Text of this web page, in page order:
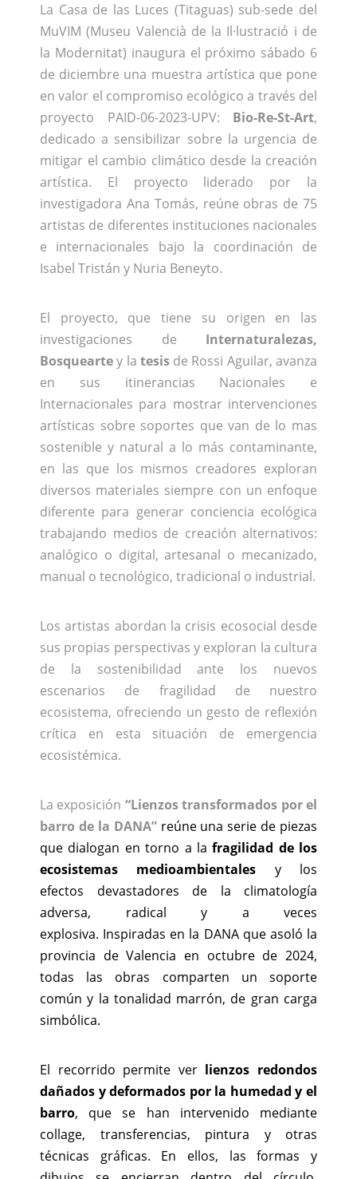
La Casa de las Luces (Titaguas) sub-sede del
MuVIM (Museu Valencià de la Il·lustració i de
la Modernitat) inaugura el próximo sábado 6
de diciembre una muestra artística que pone
en valor el compromiso ecológico a través del
proyecto PAID-06-2023-UPV: Bio-Re-St-Art,
dedicado a sensibilizar sobre la urgencia de
mitigar el cambio climático desde la creación
artística. El proyecto liderado por la
investigadora Ana Tomás, reúne obras de 75
artistas de diferentes instituciones nacionales
e internacionales bajo la coordinación de
Isabel Tristán y Nuria Beneyto.
El proyecto, que tiene su origen en las
investigaciones de Internaturalezas,
Bosqueartey la tesisde Rossi Aguilar, avanza
en sus itinerancias Nacionales e
Internacionales para mostrar intervenciones
artísticas sobre soportes que van de lo mas
sostenible y natural a lo más contaminante,
en las que los mismos creadores exploran
diversos materiales siempre con un enfoque
diferente para generar conciencia ecológica
trabajando medios de creación alternativos:
analógico o digital, artesanal o mecanizado,
manual o tecnológico, tradicional o industrial.
Los artistas abordan la crisis ecosocial desde
sus propias perspectivas y exploran la cultura
de la sostenibilidad ante los nuevos
escenarios de fragilidad de nuestro
ecosistema, ofreciendo un gesto de reflexión
crítica en esta situación de emergencia
ecosistémica.
La exposición “Lienzos transformados por el
barro de la DANA” reúne una serie de piezas
que dialogan en torno a lafragilidad de los
ecosistemas
medioambientales y los
efectos devastadores de la climatología
adversa, radical y a veces
explosiva. Inspiradas en la DANA que asoló la
provincia de Valencia en octubre de 2024,
todas las obras comparten un soporte
común y la tonalidad marrón, de gran carga
simbólica.
El recorrido permite ver lienzos redondos
dañados y deformados por la humedad y el
barro, que se han intervenido mediante
collage, transferencias, pintura y otras
técnicas gráficas. En ellos, las formas y